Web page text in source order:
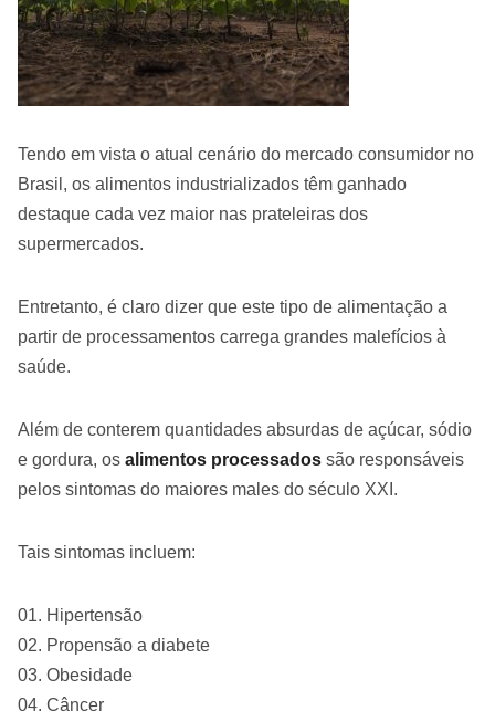
Tendo em vista o atual cenário do mercado consumidor no
Brasil, os alimentos industrializados têm ganhado
destaque cada vez maior nas prateleiras dos
supermercados.
Entretanto, é claro dizer que este tipo de alimentação a
partir de processamentos carrega grandes malefícios à
saúde.
Além de conterem quantidades absurdas de açúcar, sódio
e gordura, os alimentos processados são responsáveis
pelos sintomas do maiores males do século XXI.
Tais sintomas incluem:
Hipertensão
Propensão a diabete
Obesidade
Câncer